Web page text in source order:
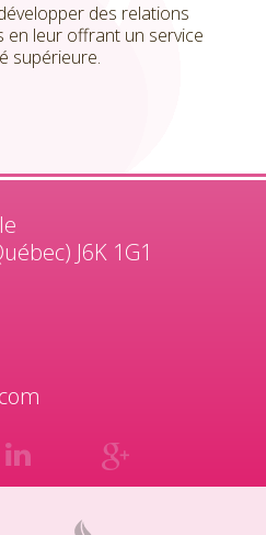
des relations
en leur offrant un service
supérieure.
J6K 1G1